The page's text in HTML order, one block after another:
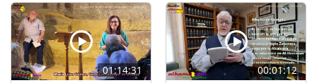
01:14:31 00:01:12